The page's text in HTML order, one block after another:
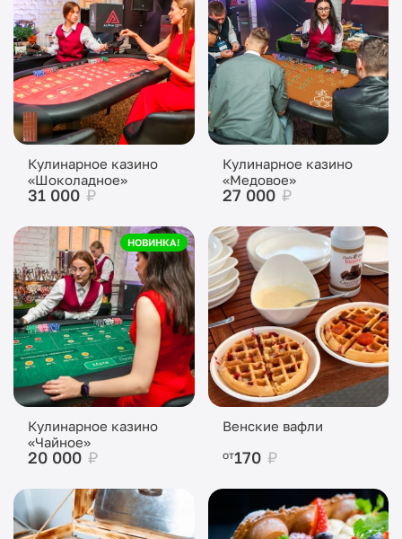
Кулинарное казино
«Шоколадное»
31 000 ₽
Кулинарное казино
«Медовое»
27 000 ₽
НОВИНКА!
Кулинарное казино
«Чайное»
20 000 ₽
Венские вафли
от170 ₽